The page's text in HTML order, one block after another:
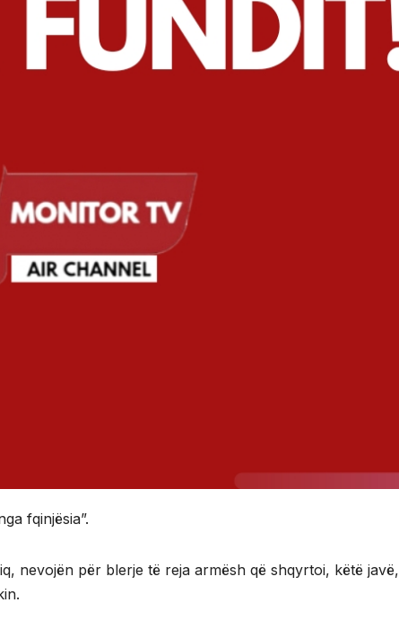
fqinjësia”.
nevojën për blerje të reja armësh që shqyrtoi, këtë javë,